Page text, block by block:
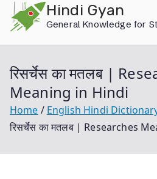
content
Hindi Gyan
General Knowledge for
रिसर्चेस का मतलब |
Meaning in Hindi
Home
English Hindi
रिसर्चेस का मतलब | Researches